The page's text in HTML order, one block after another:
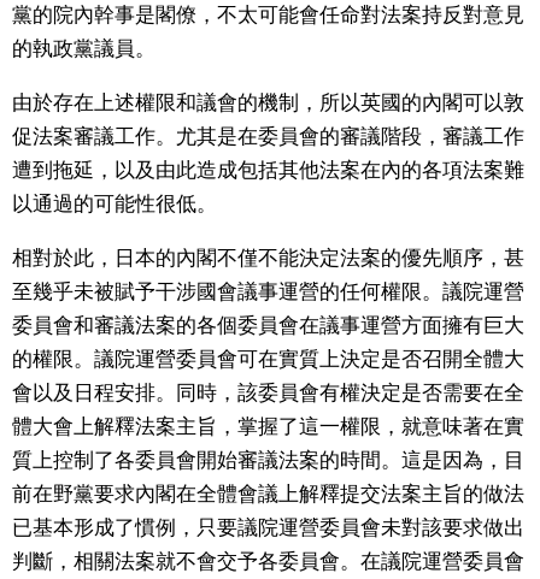
黨的院內幹事是閣僚，不太可能會任命對法案持反對意見
的執政黨議員。
由於存在上述權限和議會的機制，所以英國的內閣可以敦
促法案審議工作。尤其是在委員會的審議階段，審議工作
遭到拖延，以及由此造成包括其他法案在內的各項法案難
以通過的可能性很低。
相對於此，日本的內閣不僅不能決定法案的優先順序，甚
至幾乎未被賦予干涉國會議事運營的任何權限。議院運營
委員會和審議法案的各個委員會在議事運營方面擁有巨大
的權限。議院運營委員會可在實質上決定是否召開全體大
會以及日程安排。同時，該委員會有權決定是否需要在全
體大會上解釋法案主旨，掌握了這一權限，就意味著在實
質上控制了各委員會開始審議法案的時間。這是因為，目
前在野黨要求內閣在全體會議上解釋提交法案主旨的做法
已基本形成了慣例，只要議院運營委員會未對該要求做出
判斷，相關法案就不會交予各委員會。在議院運營委員會